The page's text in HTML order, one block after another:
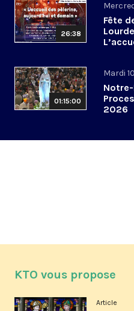
26:38
Fête
01:15:00
Mardi
2026
KTO vous propose
Article